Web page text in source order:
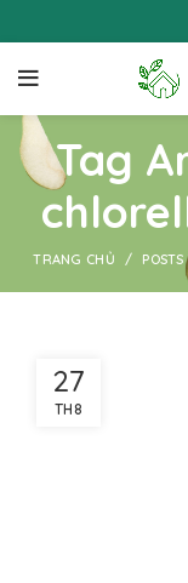
Tag
TRANG CHỦ
27
TH8